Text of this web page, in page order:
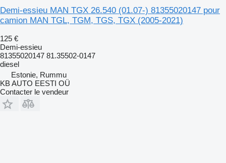
Demi-essieu MAN TGX 26.540 (01.07-) 81355020147 pour
camion MAN TGL, TGM, TGS, TGX (2005-2021)
125 €
Demi-essieu
81355020147 81.35502-0147
diesel
Estonie, Rummu
KB AUTO EESTI OÜ
Contacter le vendeur